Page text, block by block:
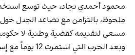
محمود أحمدي‌ نجاد، حيث توسع
ملحوظ، بالتزامن مع تصاعد الجدل حول
مسعى لتقديمه كقضية وطنية لا
وبعد الحرب التي